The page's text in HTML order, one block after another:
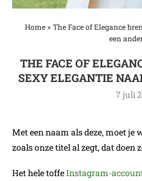
Home» The Face of Elegance
een
THE FACE OF
SEXY ELEGANTIE
7 juli
Met een naam als deze, moet je
zoals onze titel al zegt, dat doen
Het hele toffeInstagram-